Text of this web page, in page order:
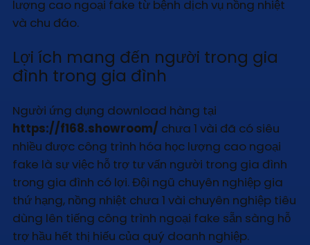
lượng cao ngoại fake từ bệnh dịch vụ nồng nhiệt
và chu đáo.
Lợi ích mang đến người trong gia
đình trong gia đình
Người ứng dụng download hàng tại
https://f168.showroom/ chưa 1 vài đã có siêu
nhiều được công trình hóa học lượng cao ngoại
fake là sự việc hỗ trợ tư vấn người trong gia đình
trong gia đình có lợi. Đội ngũ chuyên nghiệp gia
thứ hạng, nồng nhiệt chưa 1 vài chuyên nghiệp tiêu
dùng lên tiếng công trình ngoại fake sẵn sàng hỗ
trợ hầu hết thị hiếu của quý doanh nghiệp.